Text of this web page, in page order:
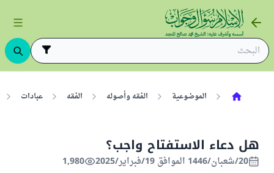
الموضوعية الفقه وأصوله الفقه عبادات
هل دعاء الاستفتاح واجب؟
20/شعبان/1446 الموافق 19/فبراير/2025 1,980